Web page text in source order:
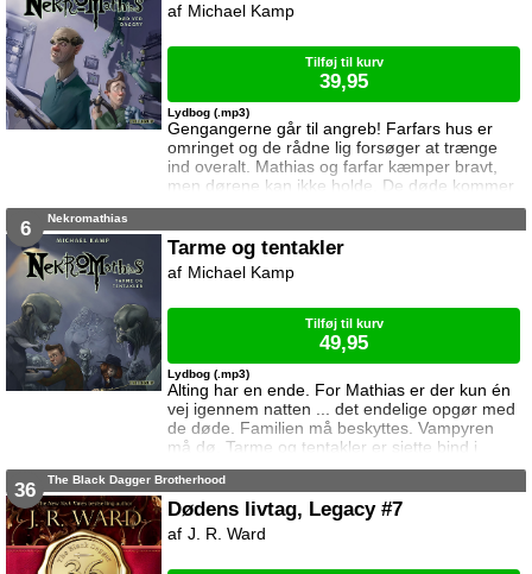
Gengangerne går til angreb! Farfars hus er
omringet og de rådne lig forsøger at trænge
ind overalt. Mathias og farfar kæmper bravt,
men dørene kan ikke holde. De døde kommer
ind. Død ved daggry er fjerde bind i serien
Lydbog (.mp3)
Michael Kamp
Tilføj til kurv
39,95
6 Nekromathias
Tarme og tentakler
Alting har en ende. For Mathias er der kun én
vej igennem natten ... det endelige opgør med
de døde. Familien må beskyttes. Vampyren
må dø. Tarme og tentakler er sjette bind i
serien Nekromathias.
Lydbog (.mp3)
Michael Kamp
Tilføj til kurv
49,95
36 The Black Dagger Brotherhood
Dødens livtag, Legacy #7
J. R. Ward